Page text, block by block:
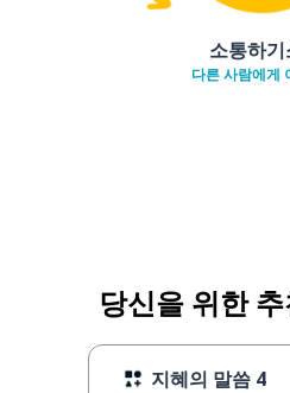
소통하
다른 사람에게
당신을 위한
지혜의 말씀 4